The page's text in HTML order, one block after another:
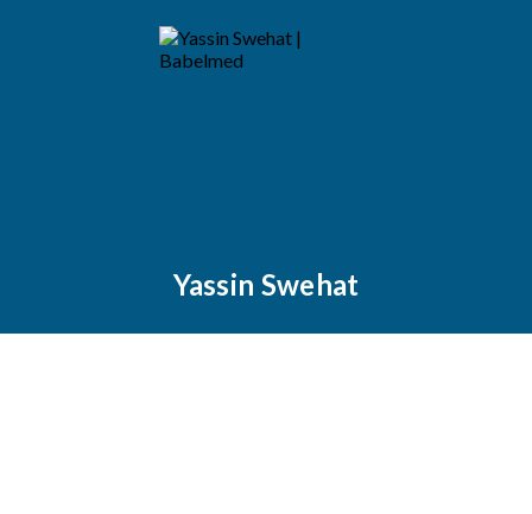
Yassin Swehat